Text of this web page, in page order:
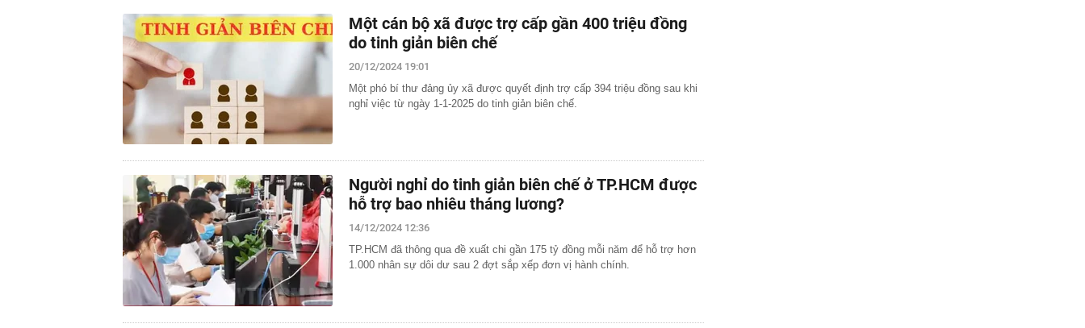
Một cán bộ xã được trợ cấp gần 400 triệu đồng
do tinh giản biên chế
20/12/2024 19:01
Một phó bí thư đảng ủy xã được quyết định trợ cấp 394 triệu đồng sau khi
nghỉ việc từ ngày 1-1-2025 do tinh giản biên chế.
Người nghỉ do tinh giản biên chế ở TP.HCM được
hỗ trợ bao nhiêu tháng lương?
14/12/2024 12:36
TP.HCM đã thông qua đề xuất chi gần 175 tỷ đồng mỗi năm để hỗ trợ hơn
1.000 nhân sự dôi dư sau 2 đợt sắp xếp đơn vị hành chính.